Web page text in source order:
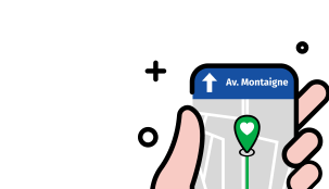
Sortir et rejoindre D907
Continuer sur 800 mètres
3
SURESNES